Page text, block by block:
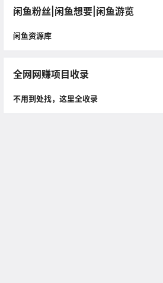
闲鱼粉丝|闲鱼想要|闲鱼游览
闲鱼资源库
全网网赚项目收录
不用到处找，这里全收录